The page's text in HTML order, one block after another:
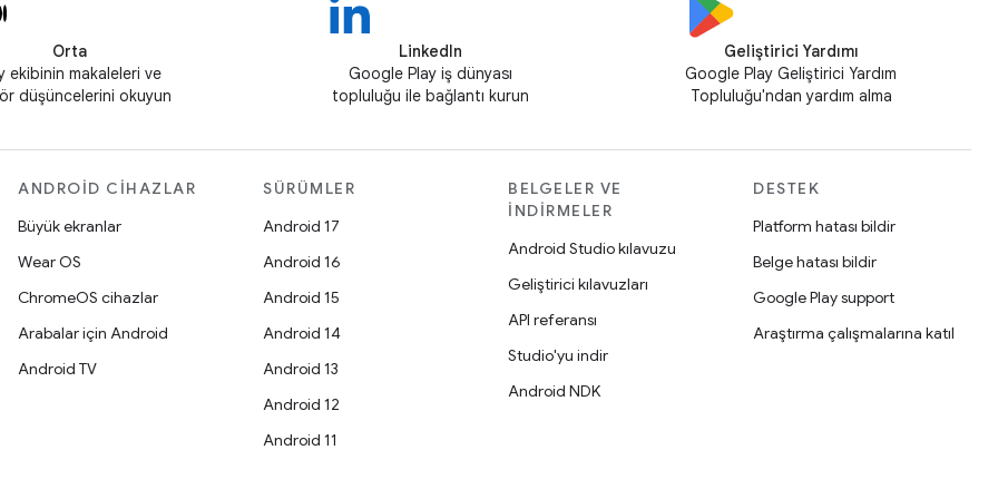
Orta
ekibinin makaleleri ve
düşüncelerini okuyun
LinkedIn
Google Play iş dünyası
topluluğu ile bağlantı kurun
Geliştirici Yardımı
Google Play Geliştirici Yardım
Topluluğu'ndan yardım alma
ANDROID CIHAZLAR
Büyük ekranlar
Wear OS
ChromeOS cihazlar
Arabalar için Android
Android TV
SÜRÜMLER
Android 17
Android 16
Android 15
Android 14
Android 13
Android 12
Android 11
BELGELER VE
İNDIRMELER
Android Studio kılavuzu
Geliştirici kılavuzları
API referansı
Studio'yu indir
Android NDK
DESTEK
Platform hatası bildir
Belge hatası bildir
Google Play support
Araştırma çalışmalarına katıl